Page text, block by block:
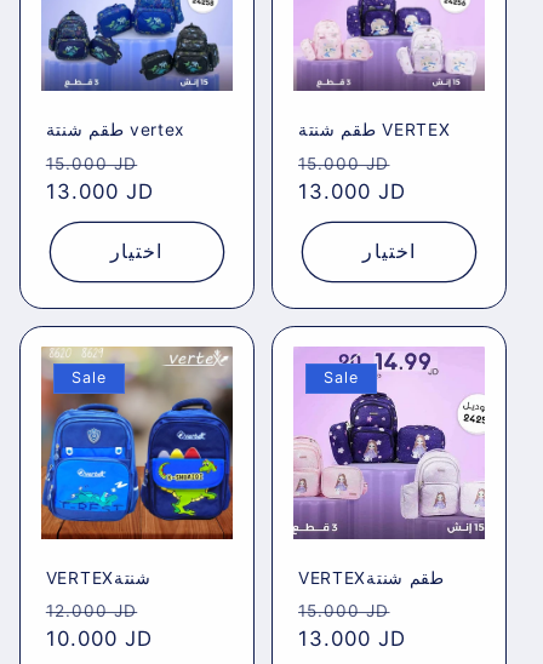
طقم شنتة vertex
Regular
price
15.000 JD
price
13.000 JD
اختيار
طقم شنتة VERTEX
Regular
price
15.000 JD
price
13.000 JD
اختيار
Sale
VERTEXشنتة
Regular
price
12.000 JD
price
10.000 JD
Sale
VERTEXطقم شنتة
Regular
price
15.000 JD
price
13.000 JD